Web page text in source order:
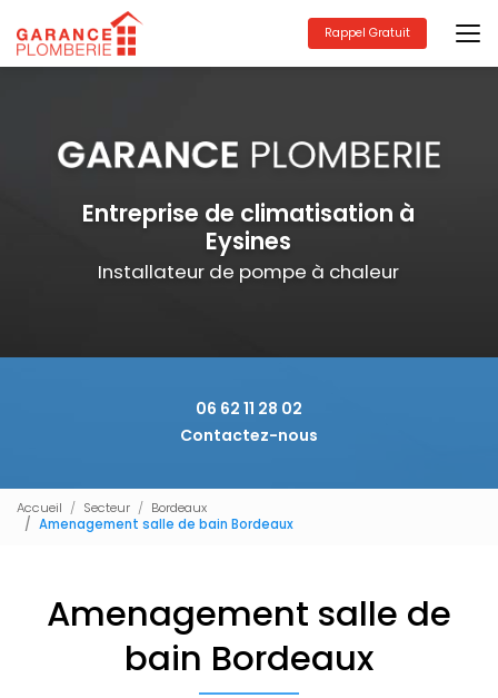
au
contenu
principal
Rappel Gratuit
Entreprise de climatisation à
Eysines
Installateur de pompe à chaleur
06 62 11 28 02
Contactez-nous
Accueil Secteur
Bordeaux
Amenagement salle de bain Bordeaux
Amenagement salle de
bain Bordeaux